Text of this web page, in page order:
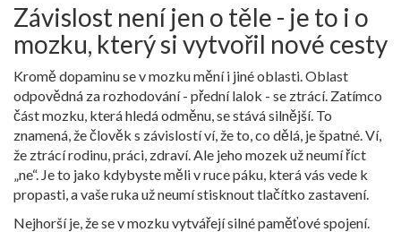
Závislost není jen o těle - je to i o
mozku, který si vytvořil nové cesty
Kromě dopaminu se v mozku mění i jiné oblasti. Oblast
odpovědná za rozhodování - přední lalok - se ztrácí. Zatímco
část mozku, která hledá odměnu, se stává silnější. To
znamená, že člověk s závislostí ví, že to, co dělá, je špatné. Ví,
že ztrácí rodinu, práci, zdraví. Ale jeho mozek už neumí říct
„ne“. Je to jako kdybyste měli v ruce páku, která vás vede k
propasti, a vaše ruka už neumí stisknout tlačítko zastavení.
Nejhorší je, že se v mozku vytvářejí silné paměťové spojení.